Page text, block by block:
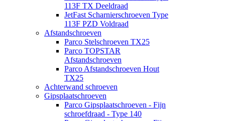
113F TX Deeldraad
JetFast Scharnierschroeven Type
113F PZD Voldraad
Afstandschroeven
Parco Stelschroeven TX25
Parco TOPSTAR
Afstandschroeven
Parco Afstandschroeven Hout
TX25
Achterwand schroeven
Gipsplaatschroeven
Parco Gipsplaatschroeven - Fijn
schroefdraad - Type 140